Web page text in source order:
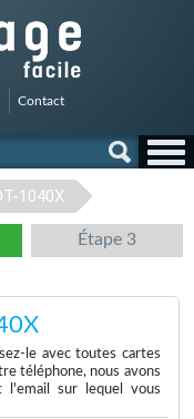
Contact
1040X
Étape 3
le avec toutes cartes
téléphone, nous avons
l'email sur lequel vous